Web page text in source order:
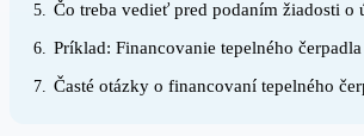
5. Čo treba vedieť pred podaním žiadosti o
6. Príklad: Financovanie tepelného
7. Časté otázky o financovaní tepelného